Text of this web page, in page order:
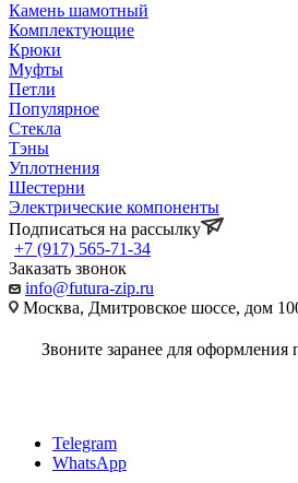
Камень шамотный
Комплектующие
Крюки
Муфты
Петли
Популярное
Стекла
Тэны
Уплотнения
Шестерни
Электрические компоненты
Подписаться на рассылку
+7 (917) 565-71-34
Заказать звонок
info@futura-zip.ru
Москва, Дмитровское шоссе, дом
Звоните заранее для оформления
Telegram
WhatsApp